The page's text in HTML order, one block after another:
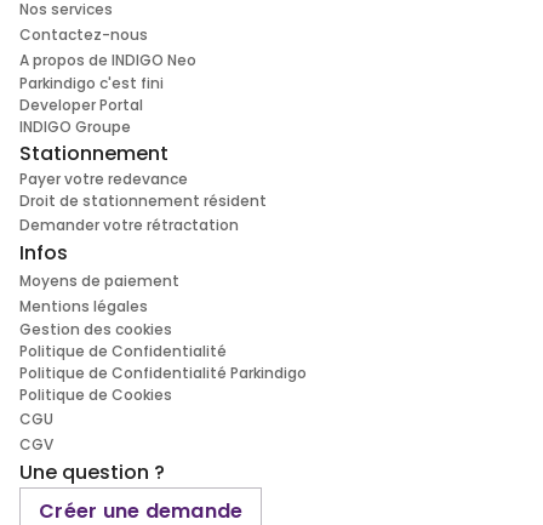
Nos services
Contactez-nous
A propos de INDIGO Neo
Parkindigo c'est fini
Developer Portal
INDIGO Groupe
Stationnement
Payer votre redevance
Droit de stationnement résident
Demander votre rétractation
Infos
Moyens de paiement
Mentions légales
Gestion des cookies
Politique de Confidentialité
Politique de Confidentialité Parkindigo
Politique de Cookies
CGU
CGV
Une question ?
Créer une demande